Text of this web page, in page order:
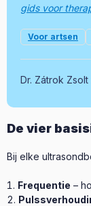
gids voor
Voor artsen
Dr. Zátrok Zsolt
De vier
Bij elke
Frequentie –